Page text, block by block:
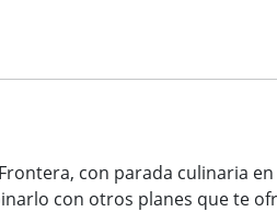
con parada culinaria
con otros planes que te